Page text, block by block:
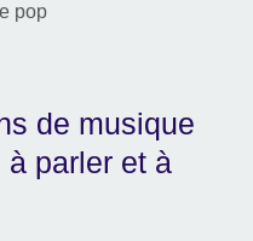
de musique
à parler et à